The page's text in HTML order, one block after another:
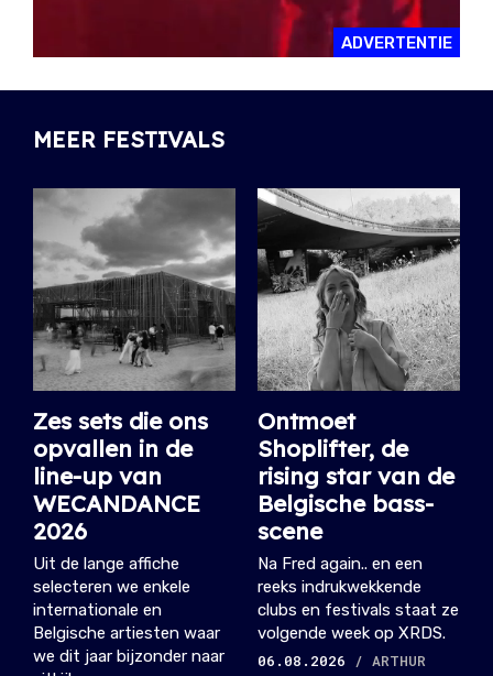
ADVERTENTIE
MEER FESTIVALS
Zes sets die ons
opvallen in de
line-up van
WECANDANCE
2026
Uit de lange affiche
selecteren we enkele
internationale en
Belgische artiesten waar
we dit jaar bijzonder naar
Ontmoet
Shoplifter, de
rising star van de
Belgische bass-
scene
Na Fred again.. en een
reeks indrukwekkende
clubs en festivals staat ze
volgende week op XRDS.
06.08.2026
/ ARTHUR